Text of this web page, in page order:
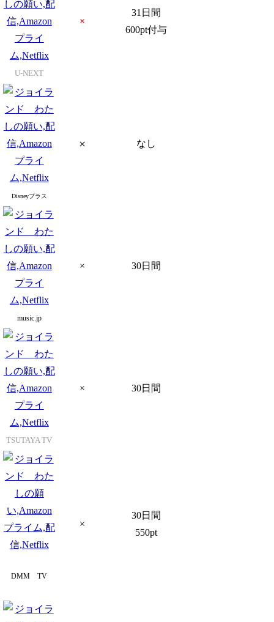
U-NEXT
×
31日間
600pt付与
Disneyプラス
× なし
music.jp
× 30日間
TSUTAYA TV
× 30日間
DMM TV
×
30日間
550pt